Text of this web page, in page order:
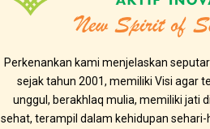
Perkenankan kami menjelaskan seputar
sejak tahun 2001, memiliki Visi agar
unggul, berakhlaq mulia, memiliki jati
sehat, terampil dalam kehidupan